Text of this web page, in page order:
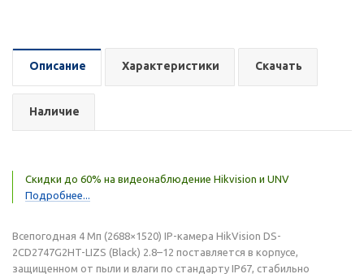
Описание Характеристики Скачать
Наличие
Скидки до 60% на видеонаблюдение Hikvision и UNV
Подробнее...
Всепогодная 4 Мп (2688×1520) IP-камера HikVision DS-
2CD2747G2HT-LIZS (Black) 2.8–12 поставляется в корпусе,
защищенном от пыли и влаги по стандарту IP67, стабильно